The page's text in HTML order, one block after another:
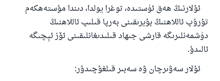
ئۇلارنىڭ ھەق ئۈستىدە، توغرا يولدا، دىندا مۇستەھكەم
تۇرۇپ ئاللاھنىڭ بۇيرىقىنى بەرپا قىلىپ ئاللاھنىڭ
دۈشمەنلىرىگە قارشى جىھاد قىلىدىغانلىقىنى ئۆز ئېچىگە
ئالىدۇ.
ئۇلار سەۋىرچان ۋە سەبىر قىلغۇچىدۇر: